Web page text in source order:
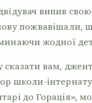
випив
пожвавішали,
жодної
вам,
школи-
до Горація»,